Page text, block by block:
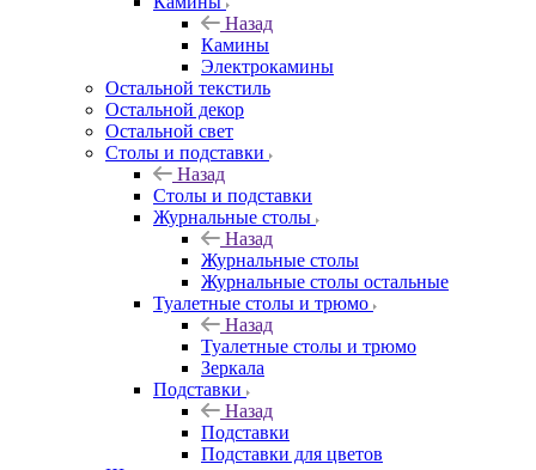
Назад
Камины
Электрокамины
Остальной текстиль
Остальной декор
Остальной свет
Столы и подставки
Назад
Столы и подставки
Журнальные столы
Назад
Журнальные столы
Журнальные столы остальные
Туалетные столы и трюмо
Назад
Туалетные столы и трюмо
Зеркала
Подставки
Назад
Подставки
Подставки для цветов